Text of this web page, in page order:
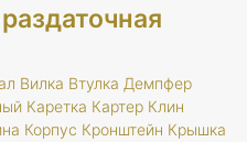
Вилка Втулка Демпфер
Каретка Картер Клин
Корпус Кронштейн Крышка